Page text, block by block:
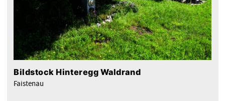
Bildstock Hinteregg Waldrand
Faistenau